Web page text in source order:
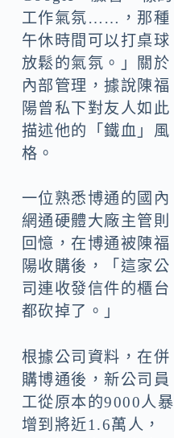
工作氣氛……，那種
午休時間可以打桌球
放鬆的氣氛。」關於
內部管理，據說陳福
陽曾私下對友人如此
描述他的「鐵血」風
格。
一位熟悉博通的國內
網通硬體大廠主管則
回憶，在博通被陳福
陽收購後，「這家公
司連收發信件的櫃台
都砍掉了。」
根據公司資料，在併
購博通後，新公司員
工從原本的9000人暴
增到將近1.6萬人，